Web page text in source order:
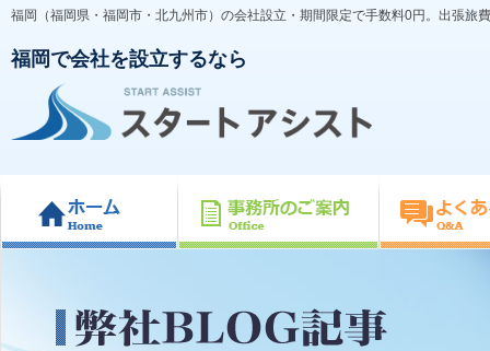
福岡（福岡県・福岡市・北九州市）の会社設立・期間限定で手数料0円。出張旅
福岡で会社を設立するなら